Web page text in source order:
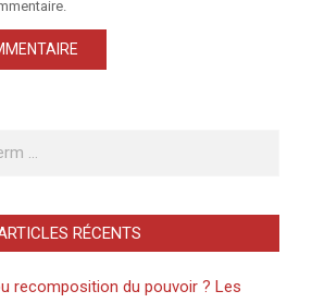
RÉCENTS
recomposition du pouvoir ? Les